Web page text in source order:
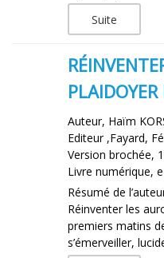
Suite
Auteur, Haïm
Editeur ,Fayard,
Version brochée,
Livre numérique,
Résumé de
Réinventer les
premiers matins
s’émerveiller,